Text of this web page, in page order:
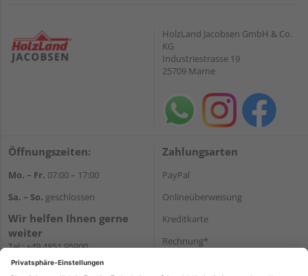
HolzLand Jacobsen GmbH & Co.
KG
Industriestrasse 19
25709 Marne
Öffnungszeiten:
Mo. – Fr. 07:00 – 17:00
Sa. – So. geschlossen
Wir helfen Ihnen gerne
weiter
Tel.:+49 4851 95900
E-Mail:info@holzland-
Zahlungsarten
PayPal
Onlineüberweisung
Kreditkarte
Rechnung*